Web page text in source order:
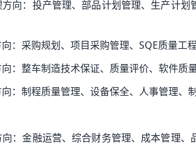
方向：投产管理、部品计划管理、生产计
向：采购规划、项目采购管理、SQE质量工
向：整车制造技术保证、质量评价、软件质
向：制程质量管理、设备保全、人事管理
向：金融运营、综合财务管理、成本管理